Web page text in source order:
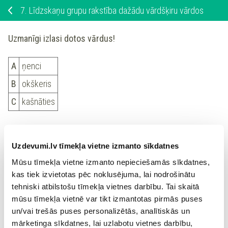
Uzdevumi.lv tīmekļa vietne izmanto sīkdatnes
Mūsu tīmekļa vietne izmanto nepieciešamās sīkdatnes,
kas tiek izvietotas pēc noklusējuma, lai nodrošinātu
tehniski atbilstošu tīmekļa vietnes darbību. Tai skaitā
mūsu tīmekļa vietnē var tikt izmantotas pirmās puses
un/vai trešās puses personalizētās, analītiskās un
mārketinga sīkdatnes, lai uzlabotu vietnes darbību,
7. Līdzskaņu grupu rakstība dažādu vārdšķiru vārdos
Uzmanīgi izlasi dotos vārdus!
A ņenci
B
okškeris
C
kašnāties
A
B
C